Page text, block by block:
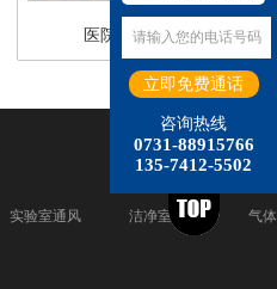
医院检测中心
实验室通风 洁净室装修
气
咨询热线
0731-88915766
135-7412-5502